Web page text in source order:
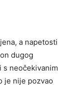
a napetosti
dugog
s neočekivanim
je nije pozvao